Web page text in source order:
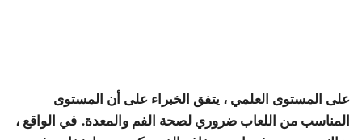
على المستوى العلمي ، يتفق الخبراء على أن المستوى
المناسب من اللعاب ضروري لصحة الفم والمعدة. في الواقع ،